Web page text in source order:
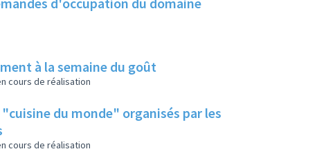
à la semaine du goût
cours de réalisation
du monde" organisés par les
cours de réalisation